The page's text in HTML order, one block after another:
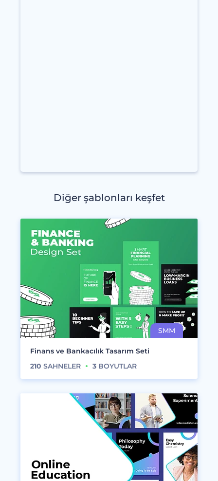
Diğer şablonları keşfet
Finans ve Bankacılık Tasarım Seti
210 SAHNELER 3 BOYUTLAR